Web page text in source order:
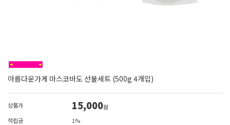
아름다운가게 마스코바도 선물세트 (500g 4개입)
상품가 15,000원
적립금
1%